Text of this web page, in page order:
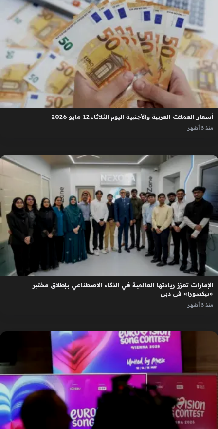
أسعار العملات العربية والأجنبية اليوم الثلاثاء 12 مايو 2026
منذ 3 أشهر
الإمارات تعزز ريادتها العالمية في الذكاء الاصطناعي بإطلاق مختبر
«نيكسورا» في دبي
منذ 3 أشهر